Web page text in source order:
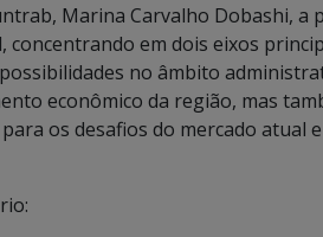
Marina Carvalho Dobashi, a
concentrando em dois eixos
no âmbito
econômico da região, mas
os desafios do mercado atual